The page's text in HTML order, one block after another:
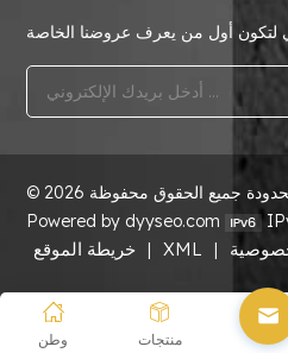
© 2026 شركة ديسمبر صن الدولية المحدودة جميع الحقوق محفوظة .
Powered by dyyseo.com
| XML |
وطن منتجات